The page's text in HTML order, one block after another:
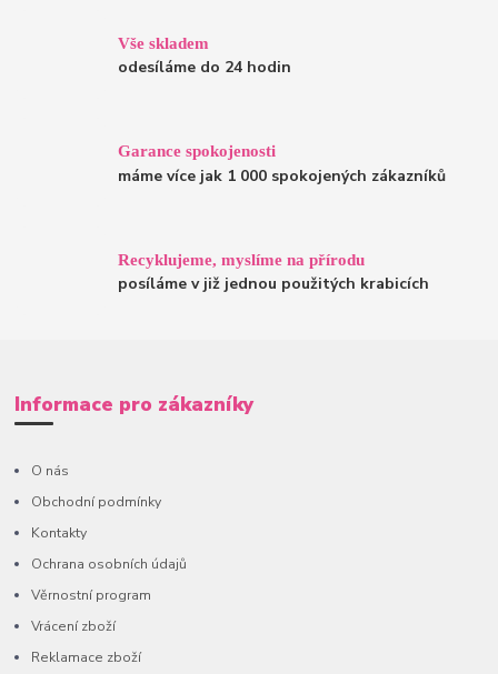
Vše skladem
odesíláme do 24 hodin
Garance spokojenosti
máme více jak 1 000 spokojených zákazníků
Recyklujeme, myslíme na přírodu
posíláme v již jednou použitých krabicích
Informace pro zákazníky
O nás
Obchodní podmínky
Kontakty
Ochrana osobních údajů
Věrnostní program
Vrácení zboží
Reklamace zboží